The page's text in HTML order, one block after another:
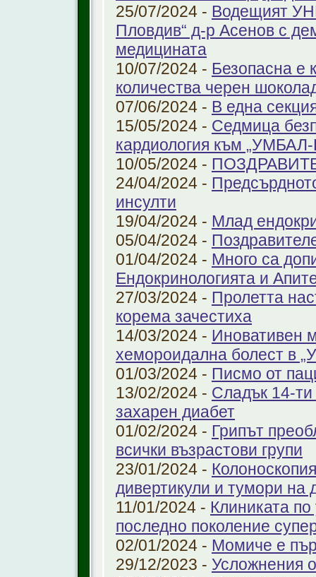
25/07/2024 - Водещият
Пловдив“ д-р Асенов с
медицината
10/07/2024 - Безопасна е
количества черен
07/06/2024 - В една
15/05/2024 - Седмица
кардиология към
10/05/2024 -
24/04/2024 -
инсулти
19/04/2024 - Млад
05/04/2024 -
01/04/2024 - Много са
Ендокринологията и
27/03/2024 - Пролетта
корема зачестиха
14/03/2024 - Иновативен
хемороидална болест в
01/03/2024 - Писмо от
13/02/2024 - Сладък 14-
захарен диабет
01/02/2024 - Грипът
всички възрастови групи
23/01/2024 -
дивертикули и тумори на
11/01/2024 - Клиниката
последно поколение
02/01/2024 - Момиче е
29/12/2023 - Усложнения